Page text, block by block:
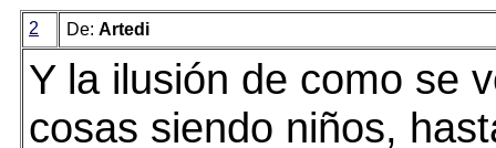
2 De: Artedi
Y la ilusión de como se
cosas siendo niños,